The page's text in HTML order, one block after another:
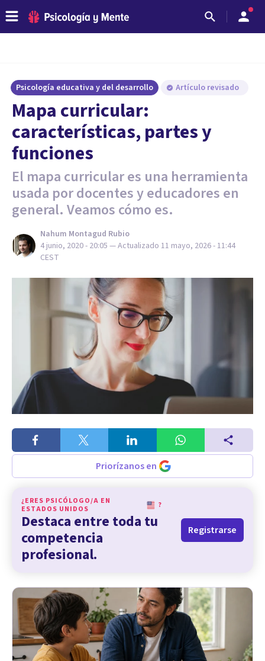
Psicología educativa y del desarrollo Artículo revisado
Mapa curricular:
características, partes y
funciones
El mapa curricular es una herramienta
usada por docentes y educadores en
general. Veamos cómo es.
Nahum Montagud Rubio
4 junio, 2020 - 20:05 — Actualizado 11 mayo, 2026 - 11:44
CEST
Priorízanos en
¿ERES PSICÓLOGO/A EN
ESTADOS UNIDOS
?
Destaca entre toda tu
competencia
profesional.
Registrarse